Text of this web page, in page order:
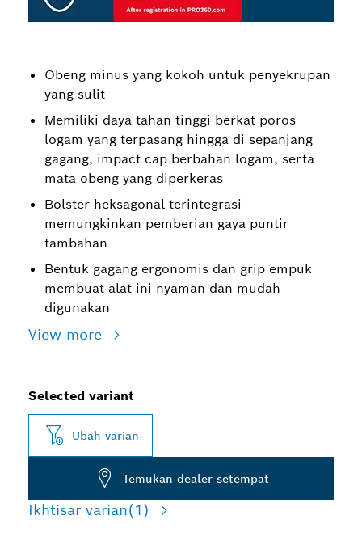
Obeng minus yang kokoh untuk penyekrupan
yang sulit
Memiliki daya tahan tinggi berkat poros
logam yang terpasang hingga di sepanjang
gagang, impact cap berbahan logam, serta
mata obeng yang diperkeras
Bolster heksagonal terintegrasi
memungkinkan pemberian gaya puntir
tambahan
Bentuk gagang ergonomis dan grip empuk
membuat alat ini nyaman dan mudah
digunakan
View more
Selected variant
Ubah varian
Temukan dealer setempat
Ikhtisar varian(1)